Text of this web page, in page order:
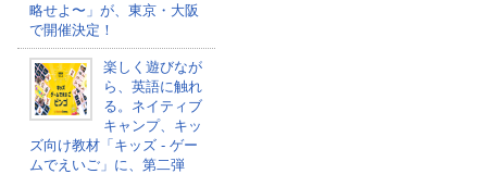
略せよ〜」が、東京・大阪
で開催決定！
楽しく遊びなが
ら、英語に触れ
る。ネイティブ
キャンプ、キッ
ズ向け教材「キッズ - ゲー
ムでえいご」に、第二弾